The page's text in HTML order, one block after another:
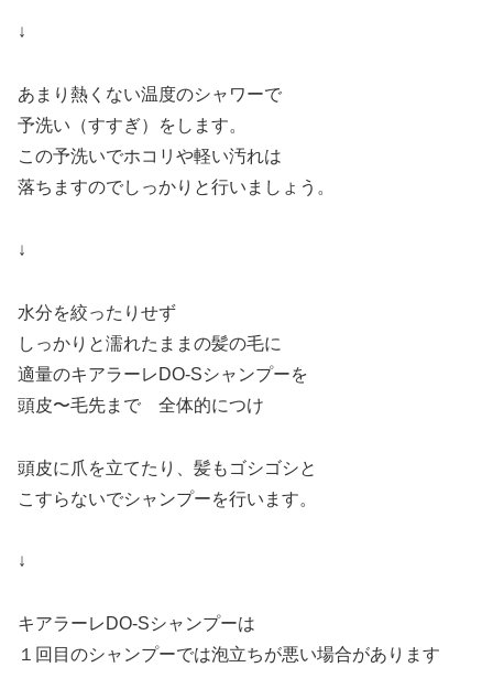
↓
あまり熱くない温度のシャワーで
予洗い（すすぎ）をします。
この予洗いでホコリや軽い汚れは
落ちますのでしっかりと行いましょう。
↓
水分を絞ったりせず
しっかりと濡れたままの髪の毛に
適量のキアラーレDO-Sシャンプーを
頭皮〜毛先まで 全体的につけ
頭皮に爪を立てたり、髪もゴシゴシと
こすらないでシャンプーを行います。
↓
キアラーレDO-Sシャンプーは
１回目のシャンプーでは泡立ちが悪い場合があります